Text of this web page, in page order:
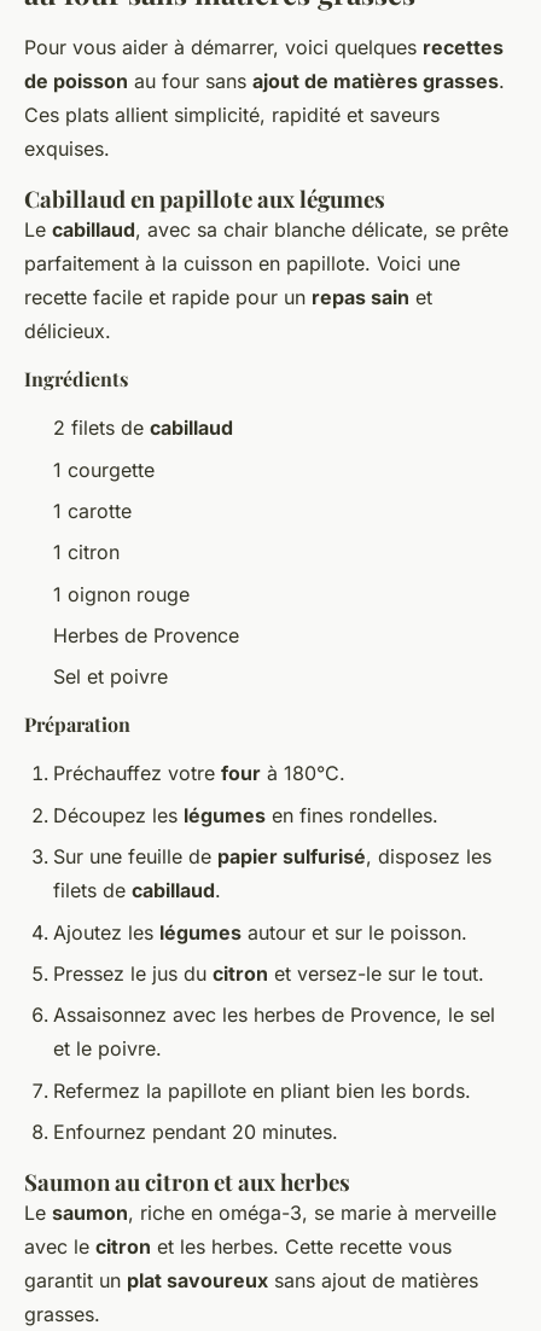
Pour vous aider à démarrer, voici quelques recettes
de poisson au four sans ajout de matières grasses.
Ces plats allient simplicité, rapidité et saveurs
exquises.
Cabillaud en papillote aux légumes
Le cabillaud, avec sa chair blanche délicate, se prête
parfaitement à la cuisson en papillote. Voici une
recette facile et rapide pour un repas sain et
délicieux.
Ingrédients
2 filets de cabillaud
1 courgette
1 carotte
1 citron
1 oignon rouge
Herbes de Provence
Sel et poivre
Préparation
Préchauffez votre four à 180°C.
Découpez les légumes en fines rondelles.
Sur une feuille de papier sulfurisé, disposez les
filets de cabillaud.
Ajoutez les légumes autour et sur le poisson.
Pressez le jus du citron et versez-le sur le tout.
Assaisonnez avec les herbes de Provence, le sel
et le poivre.
Refermez la papillote en pliant bien les bords.
Enfournez pendant 20 minutes.
Saumon au citron et aux herbes
Le saumon, riche en oméga-3, se marie à merveille
avec le citron et les herbes. Cette recette vous
garantit un plat savoureux sans ajout de matières
grasses.